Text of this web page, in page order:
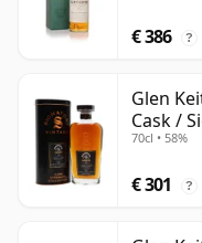
€ 386 ?
Glen
Cask /
70cl • 58%
€ 301 ?